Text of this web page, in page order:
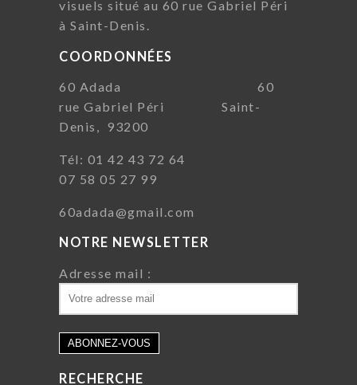
visuels situé au 60 rue Gabriel Péri
à Saint-Denis.
COORDONNÉES
60 Adada 60
rue Gabriel Péri Saint-
Denis, 93200
Tél: 01 42 43 72 64
07 58 05 27 99
60adada@gmail.com
NOTRE NEWSLETTER
Adresse mail :
RECHERCHE